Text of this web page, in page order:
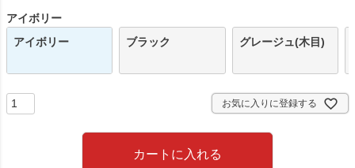
アイボリー
アイボリー
ブラック グレージュ(木目)
お気に入りに登録する
カートに入れる